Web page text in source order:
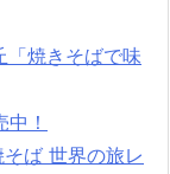
「焼きそばで味
！
ば 世界の旅レ